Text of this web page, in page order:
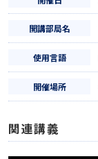
開講部局名
使用言語
開催場所
関連講義